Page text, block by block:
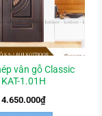
vân gỗ Classic
KAT-1.01H
4.650.000₫